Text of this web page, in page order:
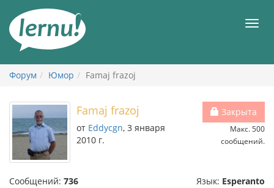
содержанию
Форум Юмор Famaj frazoj
Закрыта
Макс. 500
сообщений.
Famaj frazoj
от Eddycgn, 3 января
2010 г.
Сообщений: 736 Язык: Esperanto